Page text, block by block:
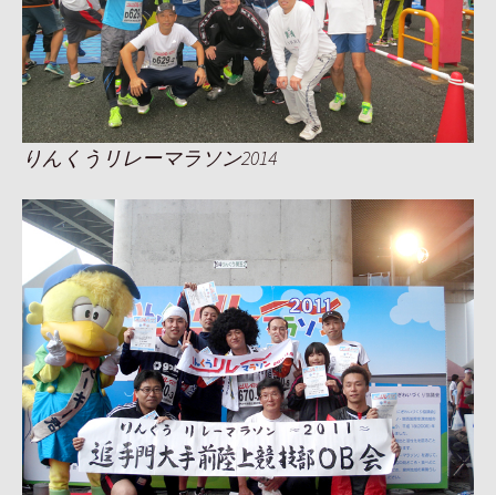
りんくうリレーマラソン2014